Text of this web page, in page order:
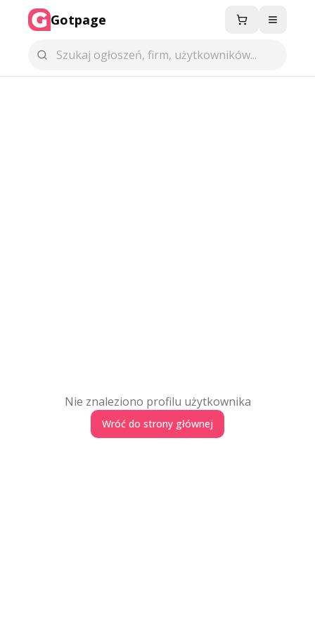
Gotpage Menu
Nie znaleziono profilu użytkownika
Wróć do strony głównej